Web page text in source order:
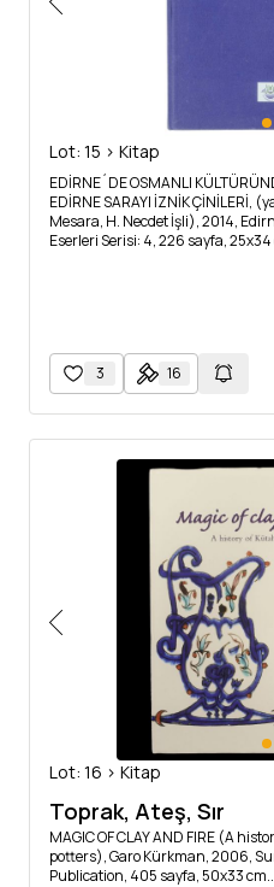
Lot: 15 > Kitap
EDİRNE´DE OSMANLI
EDİRNE SARAYI İZNİK ÇİNİLERİ,
Mesara, H. Necdet İşli), 2014,
Eserleri Serisi: 4, 226 sayfa, 25x34
3 16
Lot: 16 > Kitap
Toprak, Ateş, Sır
MAGIC OF CLAY AND FIRE (A
potters), Garo Kürkman, 2006,
Publication, 405 sayfa, 50x33